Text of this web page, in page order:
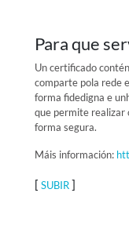
Para que
Un certificado
comparte pola rede
forma fidedigna e
que permite realizar
forma segura.
Máis información:
[ SUBIR]